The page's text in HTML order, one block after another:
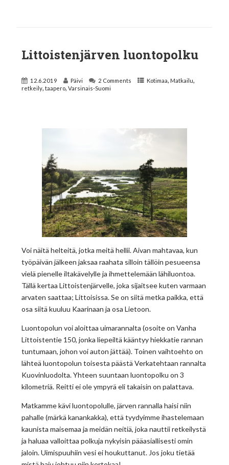
Littoistenjärven luontopolku
12.6.2019 Päivi 2 Comments Kotimaa,Matkailu,
retkeily,taapero,Varsinais-Suomi
Voi näitä helteitä, jotka meitä hellii. Aivan mahtavaa, kun
työpäivän jälkeen jaksaa raahata silloin tällöin pesueensa
vielä pienelle iltakävelylle ja ihmettelemään lähiluontoa.
Tällä kertaa Littoistenjärvelle, joka sijaitsee kuten varmaan
arvaten saattaa; Littoisissa. Se on siitä metka paikka, että
osa siitä kuuluu Kaarinaan ja osa Lietoon.
Luontopolun voi aloittaa uimarannalta (osoite on Vanha
Littoistentie 150, jonka liepeiltä kääntyy hiekkatie rannan
tuntumaan, johon voi auton jättää). Toinen vaihtoehto on
lähteä luontopolun toisesta päästä Verkatehtaan rannalta
Kuovinluodolta. Yhteen suuntaan luontopolku on 3
kilometriä. Reitti ei ole ympyrä eli takaisin on palattava.
Matkamme kävi luontopolulle, järven rannalla haisi niin
pahalle (märkä kanankakka), että tyydyimme ihastelemaan
kaunista maisemaa ja meidän neitiä, joka nauttii retkeilystä
ja haluaa valloittaa polkuja nykyisin pääasiallisesti omin
jaloin. Uimispuuhiin vesi ei houkuttanut. Jos joku tietää